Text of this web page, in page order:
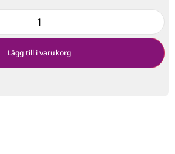
Lägg till i varukorg